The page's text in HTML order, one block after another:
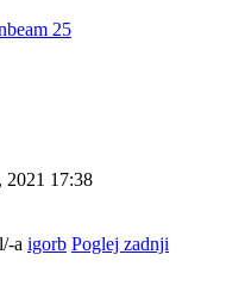
25
2021 17:38
a igorb Poglej zadnji